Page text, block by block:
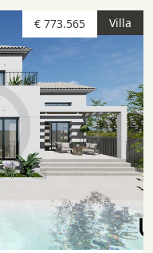
Villa
€ 773.565